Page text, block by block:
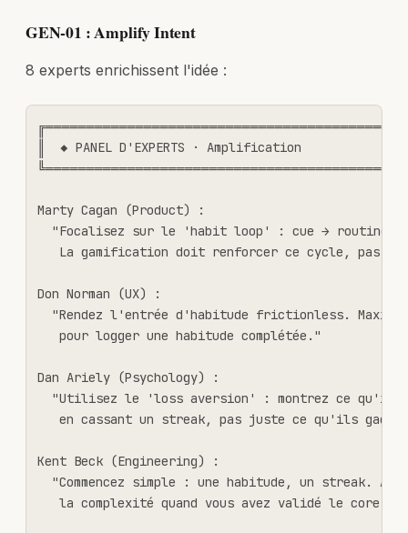
GEN-01 : Amplify Intent
8 experts enrichissent l'idée :
║  ◆ PANEL D'EXPERTS · Amplification
Marty Cagan (Product) :
"Focalisez sur le 'habit loop' : cue → routine →
La gamification doit renforcer ce cycle, pas le
Don Norman (UX) :
"Rendez l'entrée d'habitude frictionless.
   pour logger une habitude complétée."
Dan Ariely (Psychology) :
"Utilisez le 'loss aversion' : montrez ce qu'ils
en cassant un streak, pas juste ce qu'ils
Kent Beck (Engineering) :
"Commencez simple : une habitude, un streak.
la complexité quand vous avez validé le core